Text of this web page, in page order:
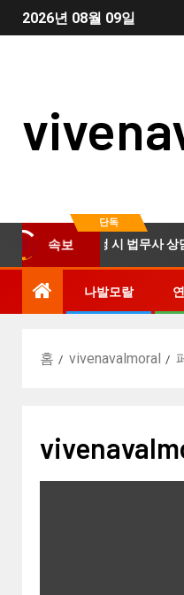
2026년 08월 09일
단독
속보
개인회생 신청 시 법무사 상담이
나발모랄
홈 vivenavalmoral